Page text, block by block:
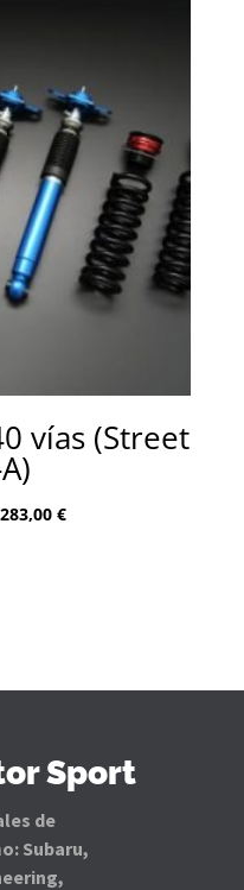
vías (Street
€Rango
2.283,00 €
Sport
de
Subaru,